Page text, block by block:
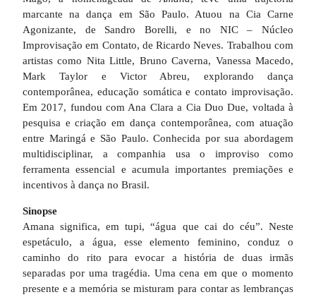
marcante na dança em São Paulo. Atuou na Cia Carne
Agonizante, de Sandro Borelli, e no NIC – Núcleo
Improvisação em Contato, de Ricardo Neves. Trabalhou com
artistas como Nita Little, Bruno Caverna, Vanessa Macedo,
Mark Taylor e Victor Abreu, explorando dança
contemporânea, educação somática e contato improvisação.
Em 2017, fundou com Ana Clara a Cia Duo Due, voltada à
pesquisa e criação em dança contemporânea, com atuação
entre Maringá e São Paulo. Conhecida por sua abordagem
multidisciplinar, a companhia usa o improviso como
ferramenta essencial e acumula importantes premiações e
incentivos à dança no Brasil.
Sinopse
Amana significa, em tupi, “água que cai do céu”. Neste
espetáculo, a água, esse elemento feminino, conduz o
caminho do rito para evocar a história de duas irmãs
separadas por uma tragédia. Uma cena em que o momento
presente e a memória se misturam para contar as lembranças